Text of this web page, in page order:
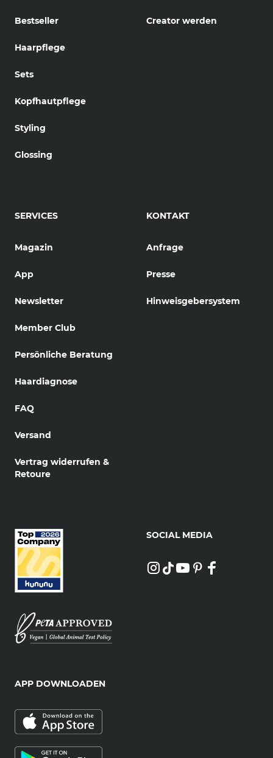
Bestseller
Haarpflege
Sets
Kopfhautpflege
Styling
Glossing
Creator werden
SERVICES
Magazin
App
Newsletter
Member Club
Persönliche Beratung
Haardiagnose
FAQ
Versand
Vertrag widerrufen &
Retoure
KONTAKT
Anfrage
Presse
Hinweisgebersystem
SOCIAL MEDIA
APP DOWNLOADEN